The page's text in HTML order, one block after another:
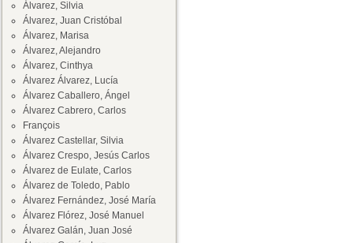
Álvarez, Silvia
Álvarez, Juan Cristóbal
Álvarez, Marisa
Álvarez, Alejandro
Álvarez, Cinthya
Álvarez Álvarez, Lucía
Álvarez Caballero, Ángel
Álvarez Cabrero, Carlos
François
Álvarez Castellar, Silvia
Álvarez Crespo, Jesús Carlos
Álvarez de Eulate, Carlos
Álvarez de Toledo, Pablo
Álvarez Fernández, José María
Álvarez Flórez, José Manuel
Álvarez Galán, Juan José